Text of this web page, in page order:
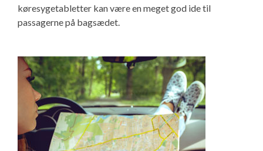
køresygetabletter kan være en meget god ide til
passagerne på bagsædet.